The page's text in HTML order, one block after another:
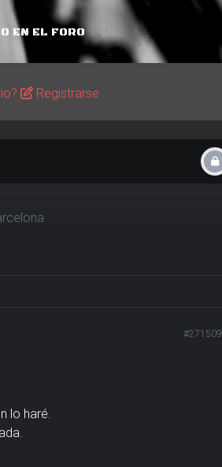
EN EL FORO
Registrarse
#271509
lo haré.